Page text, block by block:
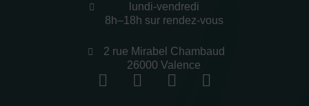
lundi-vendredi
8h–18h sur rendez-vous
2 rue Mirabel Chambaud
26000 Valence